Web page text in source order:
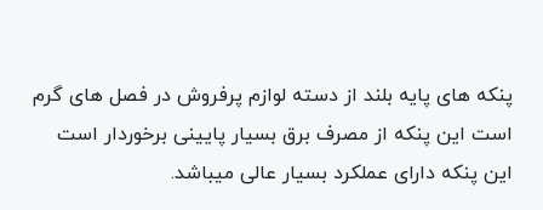
پنکه های پایه بلند از دسته لوازم پرفروش در فصل های گرم
است این پنکه از مصرف برق بسیار پایینی برخوردار است
این پنکه دارای عملکرد بسیار عالی میباشد.